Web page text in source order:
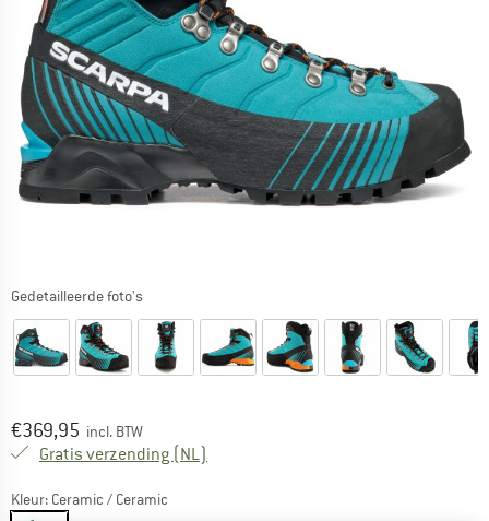
Gedetailleerde foto's
Prijs:
€369,95 incl. BTW
Gratis verzending (NL)
Kleur: Ceramic / Ceramic